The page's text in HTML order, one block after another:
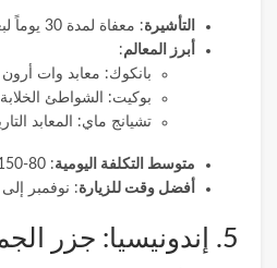
التأشيرة: معفاة لمدة 30 يوماً لبعض الجنسيات العربية
أبرز المعالم:
بانكوك: معابد وات
بوكيت: الشواطئ الخلابة
تشيانج ماي: المعابد
متوسط التكلفة اليومية: 80-150 دولار
أفضل وقت للزيارة: نوفمبر إلى
5. إندونيسيا: جزر الجمال